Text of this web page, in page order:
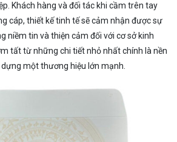
Khách hàng và đối tác khi cầm trên tay
cáp, thiết kế tinh tế sẽ cảm nhận được sự
niềm tin và thiện cảm đối với cơ sở kinh
tất từ những chi tiết nhỏ nhất chính là nền
một thương hiệu lớn mạnh.